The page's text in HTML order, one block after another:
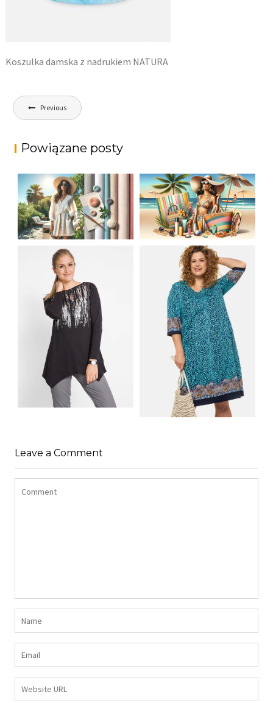
Koszulka damska z nadrukiem NATURA
Nawigacja
wpisu
Previous
Powiązane posty
LETNIA MODA
PLAŻOWA: STROJE
KĄPIELOWE I
AKCESORIA, KTÓRE
MUSISZ MIEĆ
JAK STYLOWO
PRZETRWAĆ UPALNE
DNI: NAJLEPSZE
MATERIAŁY I KROJE
NA LATO
CEKINAMI CZARNY
Leave a Comment